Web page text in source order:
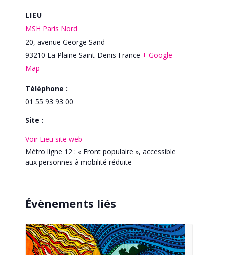
LIEU
MSH Paris Nord
20, avenue George Sand
93210 La Plaine Saint-Denis France + Google
Map
Téléphone :
01 55 93 93 00
Site :
Voir Lieu site web
Métro ligne 12 : « Front populaire », accessible
aux personnes à mobilité réduite
Évènements liés